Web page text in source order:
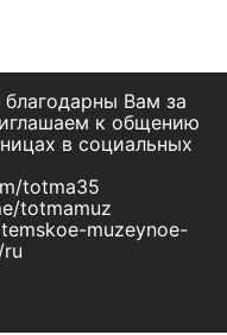
Вам за
к общению
в социальных
totma35
totmamuz
muzeynoe-